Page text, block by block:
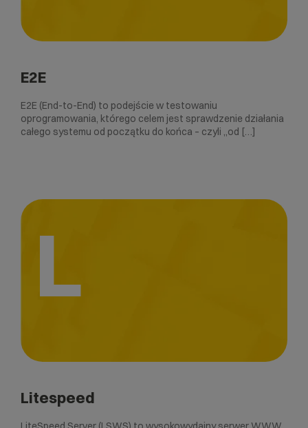
E2E
E2E (End-to-End) to podejście w testowaniu
oprogramowania, którego celem jest sprawdzenie działania
całego systemu od początku do końca – czyli „od […]
L
Litespeed